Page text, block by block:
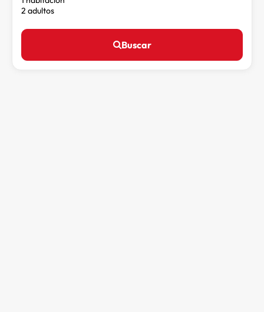
2 adultos
Buscar